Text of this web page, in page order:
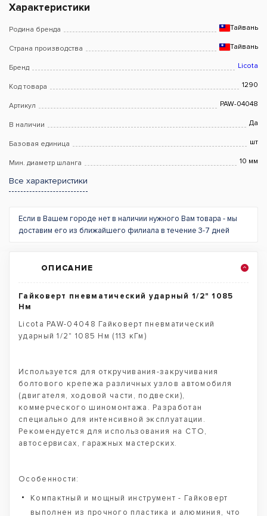
Характеристики
Родина бренда Тайвань
Страна производства Тайвань
Бренд Licota
Код товара 1290
Артикул PAW-04048
В наличии Да
Базовая единица шт
Мин. диаметр шланга 10 мм
Все характеристики
Если в Вашем городе нет в наличии нужного Вам товара - мы
доставим его из ближайшего филиала в течение 3-7 дней
ОПИСАНИЕ
Гайковерт пневматический ударный 1/2" 1085
Нм
Licota PAW-04048 Гайковерт пневматический
ударный 1/2" 1085 Нм (113 кГм)
Используется для откручивания-закручивания
болтового крепежа различных узлов автомобиля
(двигателя, ходовой части, подвески),
коммерческого шиномонтажа. Разработан
специально для интенсивной эксплуатации.
Рекомендуется для использования на СТО,
автосервисах, гаражных мастерских.
Особенности:
Компактный и мощный инструмент - Гайковерт
выполнен из прочного пластика и алюминия, что